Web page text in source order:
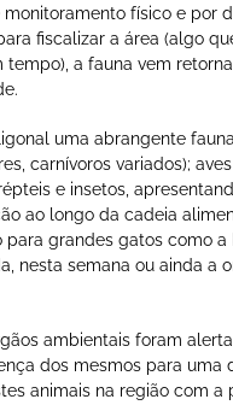
físico e por
fiscalizar a área (algo
tempo), a fauna vem
uma abrangente
carnívoros variados);
e insetos,
ao longo da cadeia
para grandes gatos como a
nesta semana ou ainda a
ambientais foram
dos mesmos para uma
animais na região com a